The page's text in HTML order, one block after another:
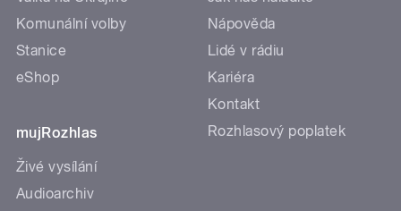
Komunální volby
Stanice
eShop
mujRozhlas
Živé vysílání
Audioarchiv
Nápověda
Lidé v rádiu
Kariéra
Kontakt
Rozhlasový poplatek